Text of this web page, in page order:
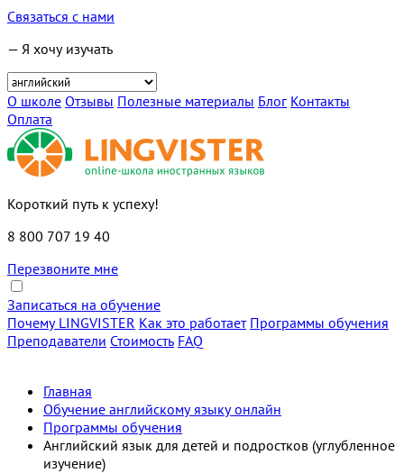
Связаться с нами
— Я хочу изучать
О школе Отзывы Полезные материалы Блог Контакты
Оплата
Короткий путь к успеху!
8 800 707 19 40
Перезвоните мне
Записаться на обучение
Почему LINGVISTER Как это работает Программы обучения
Преподаватели Стоимость FAQ
Главная
Обучение английскому языку онлайн
Программы обучения
Английский язык для детей и подростков (углубленное
изучение)